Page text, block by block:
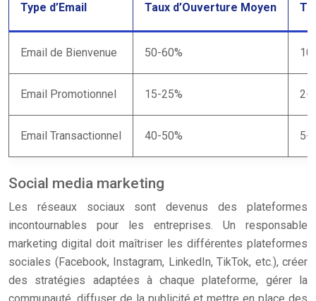
Type d’Email Taux d’Ouverture Moyen
Email de Bienvenue 50-60%
Email Promotionnel 15-25% 2-
Email Transactionnel 40-50% 5-
Social media marketing
Les réseaux sociaux sont devenus des plateformes
incontournables pour les entreprises. Un responsable
marketing digital doit maîtriser les différentes plateformes
sociales (Facebook, Instagram, LinkedIn, TikTok, etc.), créer
des stratégies adaptées à chaque plateforme, gérer la